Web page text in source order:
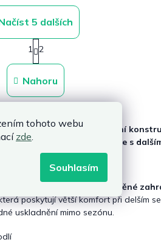
tohoto webu
zde
Souhlasím
O
v
l
d
c
k
y
v
ý
5 dalších
S
t
r
n
k
o
á
1 2
Nahoru
i terasu🪑 Pevná a stabilní
údržby Snadná kombinace s
dřevěné
poskytují větší komfort při delším
uskladnění mimo sezónu.